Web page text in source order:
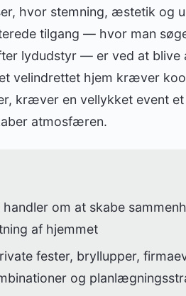
hvor stemning, æstetik og
tilgang — hvor man
lydudstyr — er ved at blive
velindrettet hjem kræver
kræver en vellykket event
atmosfæren.
om at skabe
af hjemmet
fester, bryllupper,
og